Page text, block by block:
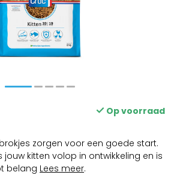
Op voorraad
zorgen voor een goede start.
jouw kitten volop in ontwikkeling en is
belang Lees meer.